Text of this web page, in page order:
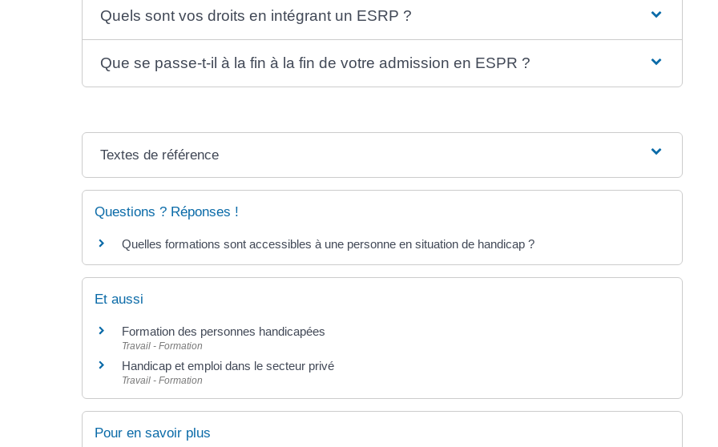
Quels sont vos droits en intégrant un ESRP ?
Que se passe-t-il à la fin à la fin de votre admission en ESPR ?
Textes de référence
Questions ? Réponses !
Quelles formations sont accessibles à une personne en situation de handicap ?
Et aussi
Formation des personnes handicapées
Travail - Formation
Handicap et emploi dans le secteur privé
Travail - Formation
Pour en savoir plus